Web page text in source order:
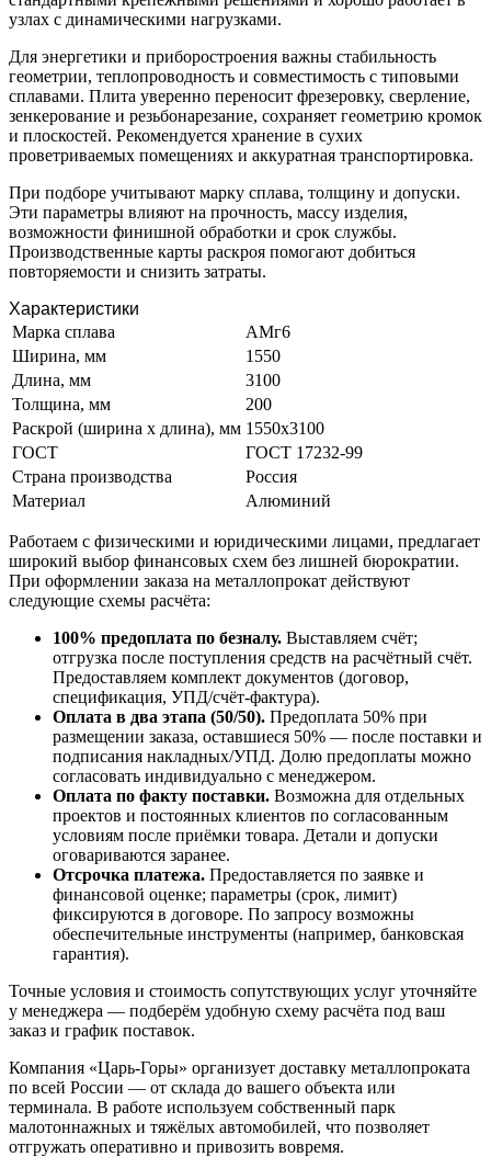
узлах с динамическими нагрузками.
Для энергетики и приборостроения важны стабильность
геометрии, теплопроводность и совместимость с типовыми
сплавами. Плита уверенно переносит фрезеровку, сверление,
зенкерование и резьбонарезание, сохраняет геометрию кромок
и плоскостей. Рекомендуется хранение в сухих
проветриваемых помещениях и аккуратная транспортировка.
При подборе учитывают марку сплава, толщину и допуски.
Эти параметры влияют на прочность, массу изделия,
возможности финишной обработки и срок службы.
Производственные карты раскроя помогают добиться
повторяемости и снизить затраты.
Характеристики
Марка сплава
АМг6
Ширина, мм
1550
Длина, мм
3100
Толщина, мм
200
Раскрой (ширина х длина), мм 1550x3100
ГОСТ
ГОСТ 17232-99
Страна производства
Россия
Материал
Алюминий
Работаем с физическими и юридическими лицами, предлагает
широкий выбор финансовых схем без лишней бюрократии.
При оформлении заказа на металлопрокат действуют
следующие схемы расчёта:
100% предоплата по безналу. Выставляем счёт;
отгрузка после поступления средств на расчётный счёт.
Предоставляем комплект документов (договор,
спецификация, УПД/счёт-фактура).
Оплата в два этапа (50/50). Предоплата 50% при
размещении заказа, оставшиеся 50% — после поставки и
подписания накладных/УПД. Долю предоплаты можно
согласовать индивидуально с менеджером.
Оплата по факту поставки. Возможна для отдельных
проектов и постоянных клиентов по согласованным
условиям после приёмки товара. Детали и допуски
оговариваются заранее.
Отсрочка платежа. Предоставляется по заявке и
финансовой оценке; параметры (срок, лимит)
фиксируются в договоре. По запросу возможны
обеспечительные инструменты (например, банковская
гарантия).
Точные условия и стоимость сопутствующих услуг уточняйте
у менеджера — подберём удобную схему расчёта под ваш
заказ и график поставок.
Компания «Царь-Горы» организует доставку металлопроката
по всей России — от склада до вашего объекта или
терминала. В работе используем собственный парк
малотоннажных и тяжёлых автомобилей, что позволяет
отгружать оперативно и привозить вовремя.